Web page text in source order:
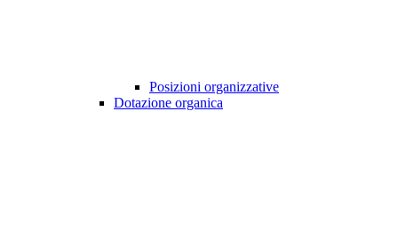
Posizioni organizzative
Dotazione organica